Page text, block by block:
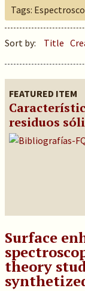
Tags:
Sort by: Title
FEATURED ITEM
residuos
Surface
theory